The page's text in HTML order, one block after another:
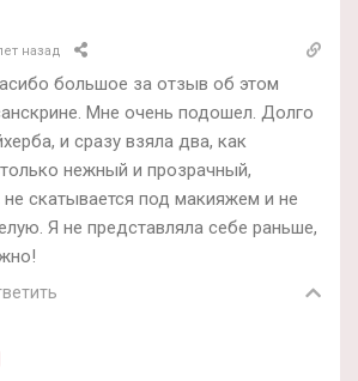
назад
большое за отзыв об этом
Мне очень подошел. Долго
и сразу взяла два, как
нежный и прозрачный,
скатывается под макияжем и не
Я не представляла себе раньше,